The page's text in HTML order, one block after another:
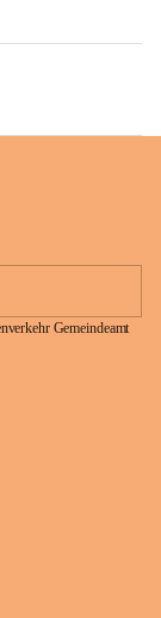
Gemeindeamt